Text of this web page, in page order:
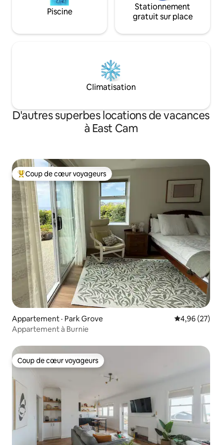
Piscine
Stationnement
gratuit sur place
Climatisation
D'autres superbes locations de vacances
à East Cam
Coup de cœur voyageurs parmi les plus aimés
Coup de cœur voyageurs
Appartement · Park Grove Note
4,96 (27)
Appartement à Burnie
Coup de cœur voyageurs
Coup de cœur voyageurs